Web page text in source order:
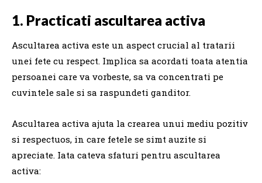
1. Practicati ascultarea activa
Ascultarea activa este un aspect crucial al tratarii
unei fete cu respect. Implica sa acordati toata atentia
persoanei care va vorbeste, sa va concentrati pe
cuvintele sale si sa raspundeti ganditor.
Ascultarea activa ajuta la crearea unui mediu pozitiv
si respectuos, in care fetele se simt auzite si
apreciate. Iata cateva sfaturi pentru ascultarea
activa: